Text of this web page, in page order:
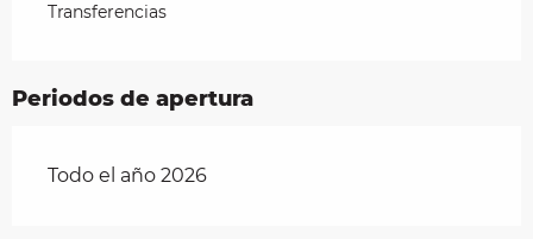
Transferencias
Periodos de apertura
Todo el año 2026